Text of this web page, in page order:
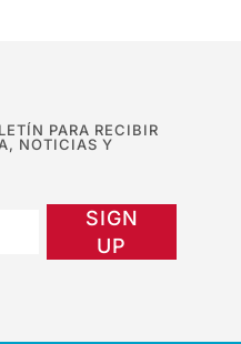
PARA RECIBIR
NOTICIAS Y
SIGN
UP